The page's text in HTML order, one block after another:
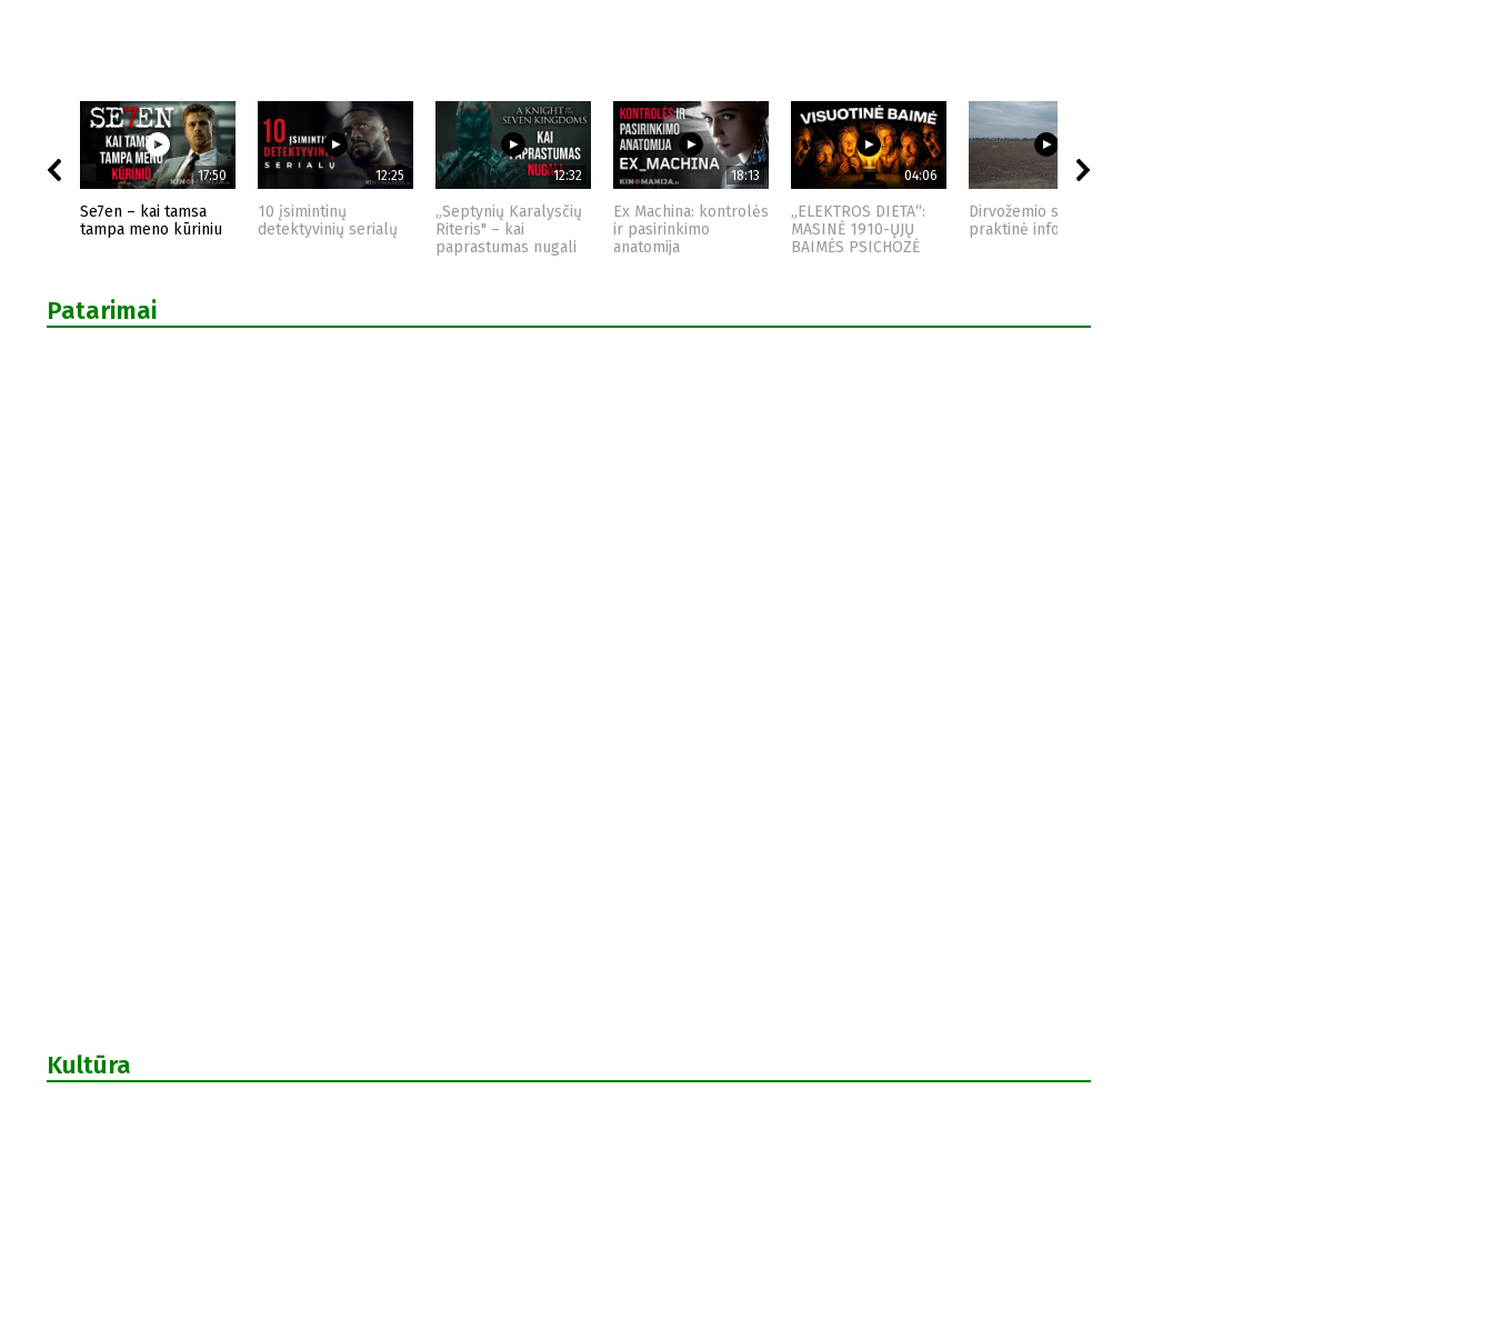
17:50
Se7en – kai tamsa
tampa meno kūriniu
12:25
10 įsimintinų
detektyvinių serialų
12:32
„Septynių Karalysčių
Riteris" – kai
paprastumas nugali
18:13
Ex Machina: kontrolės
ir pasirinkimo
anatomija
04:06
„ELEKTROS DIETA“:
MASINĖ 1910-ŲJŲ
BAIMĖS PSICHOZĖ
03:23
Dirvožemio sveikata -
praktinė informacija
Patarimai
Kultūra